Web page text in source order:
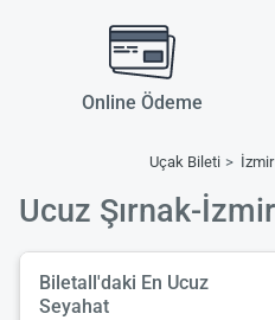
Online Ödeme
Uçak Bileti İzmir
Ucuz Şırnak-
Biletall'daki En Ucuz
Seyahat